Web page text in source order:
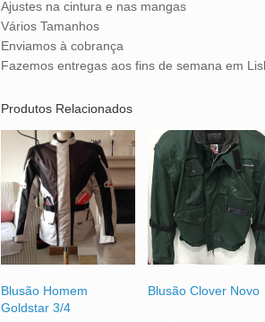
Ajustes na cintura e nas mangas
Vários Tamanhos
Enviamos à cobrança
Fazemos entregas aos fins de semana em
Produtos Relacionados
Blusão Homem
Goldstar 3/4
Blusão Clover Novo